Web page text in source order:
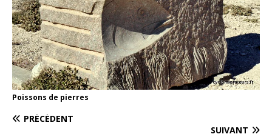
Poissons de pierres
PRÉCÉDENT
SUIVANT